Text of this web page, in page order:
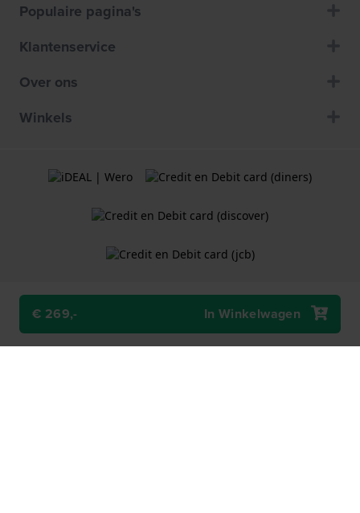
€ 269,- In Winkelwagen
Populaire pagina's
Klantenservice
Over ons
Winkels